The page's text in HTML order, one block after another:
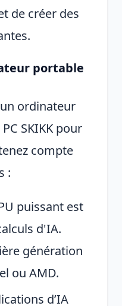
de créer des
portable
ordinateur
SKIKK pour
compte
:
puissant est
d'IA.
génération
ou AMD.
d’IA